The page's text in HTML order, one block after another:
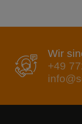
Wir
+49